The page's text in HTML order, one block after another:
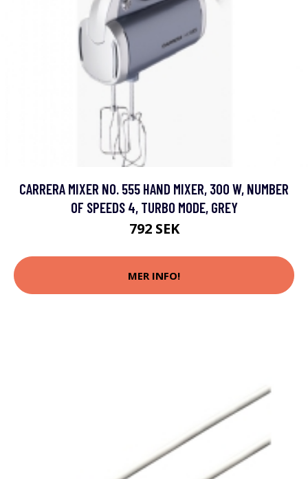
CARRERA MIXER NO. 555 HAND MIXER, 300 W, NUMBER
OF SPEEDS 4, TURBO MODE, GREY
792 SEK
MER INFO!